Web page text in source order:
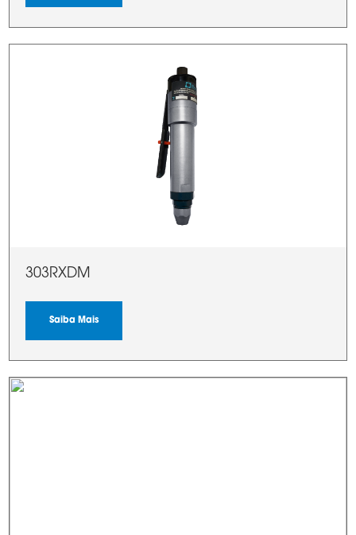
303RXDM
Saiba Mais